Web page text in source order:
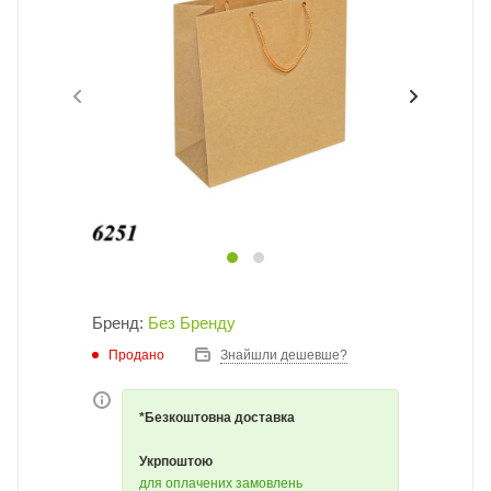
Бренд: Без Бренду
Продано Знайшли дешевше?
*Безкоштовна доставка
Укрпоштою
для оплачених замовлень